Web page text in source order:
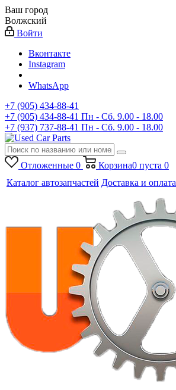
Ваш город
Волжский
Войти
Вконтакте
Instagram
WhatsApp
+7 (905) 434-88-41
+7 (905) 434-88-41 Пн - Сб. 9.00 - 18.00
+7 (937) 737-88-41 Пн - Сб. 9.00 - 18.00
Отложенные 0 Корзина0 пуста 0
Каталог автозапчастей Доставка и оплата